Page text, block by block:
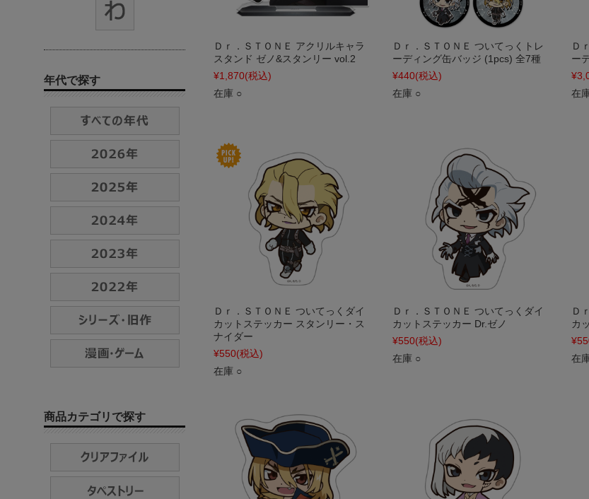
Ｄｒ．ＳＴＯＮＥ アクリルキャラ
スタンド ゼノ&スタンリー vol.2
¥1,870(税込)
在庫 ○
Ｄｒ．ＳＴＯＮＥ ついてっくトレ
ーディング缶バッジ (1pcs) 全7種
¥440(税込)
在庫 ○
Ｄ
ー
在
Ｄｒ．ＳＴＯＮＥ ついてっくダイ
カットステッカー スタンリー・ス
ナイダー
¥550(税込)
在庫 ○
Ｄｒ．ＳＴＯＮＥ ついてっくダイ
カットステッカー Dr.ゼノ
¥550(税込)
在庫 ○
Ｄ
カ
在
年代で探す
商品カテゴリで探す